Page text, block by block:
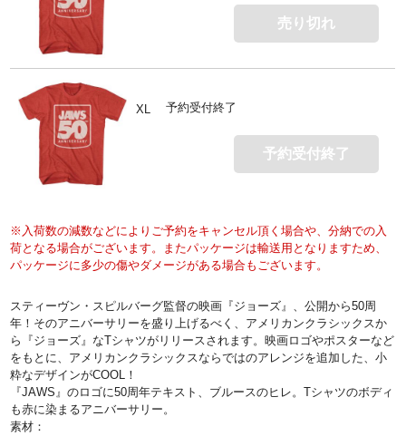
売り切れ
XL 予約受付終了
予約受付終了
※入荷数の減数などによりご予約をキャンセル頂く場合や、分納での入
荷となる場合がございます。またパッケージは輸送用となりますため、
パッケージに多少の傷やダメージがある場合もございます。
スティーヴン・スピルバーグ監督の映画『ジョーズ』、公開から50周
年！そのアニバーサリーを盛り上げるべく、アメリカンクラシックスか
ら『ジョーズ』なTシャツがリリースされます。映画ロゴやポスターなど
をもとに、アメリカンクラシックスならではのアレンジを追加した、小
粋なデザインがCOOL！
『JAWS』のロゴに50周年テキスト、ブルースのヒレ。Tシャツのボディ
も赤に染まるアニバーサリー。
素材：